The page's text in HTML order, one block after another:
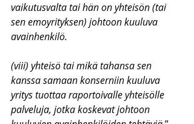
vaikutusvalta tai hän on yhteisön (tai
sen emoyrityksen) johtoon kuuluva
avainhenkilö.
(viii) yhteisö tai mikä tahansa sen
kanssa samaan konserniin kuuluva
yritys tuottaa raportoivalle yhteisölle
palveluja, jotka koskevat johtoon